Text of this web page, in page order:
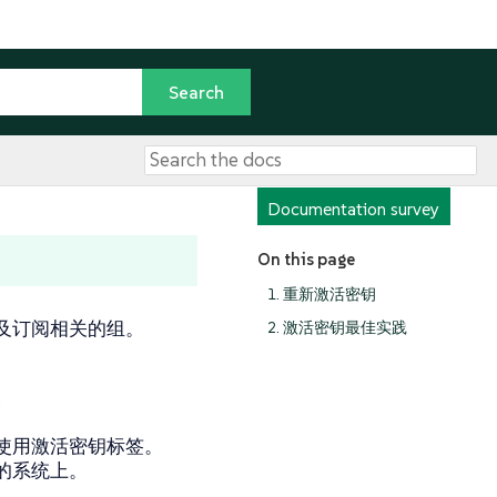
Documentation survey
On this page
1. 重新激活密钥
2. 激活密钥最佳实践
阅相关的组。
激活密钥标签。
统上。